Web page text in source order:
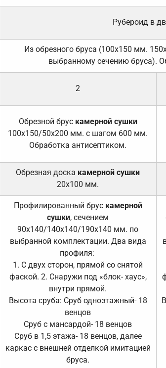
Рубероид в
Из обрезного бруса (100х150 мм.
выбранному сечению бруса).
2
Обрезной брус камерной сушки
100х150/50х200 мм. с шагом 600 мм.
Обработка антисептиком.
Обрезная доска камерной сушки
20х100 мм.
Профилированный брус камерной
сушки, сечением
90х140/140х140/190х140 мм. по
выбранной комплектации. Два вида
профиля:
1. С двух сторон, прямой со снятой
фаской. 2. Снаружи под «блок- хаус»,
внутри прямой.
Высота сруба: Сруб одноэтажный- 18
венцов
Сруб с мансардой- 18 венцов
Сруб в 1,5 этажа- 18 венцов, далее
каркас с внешней отделкой имитацией
бруса.